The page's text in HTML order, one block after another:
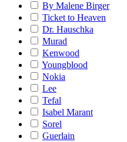
By Malene Birger
Ticket to Heaven
Dr. Hauschka
Murad
Kenwood
Youngblood
Nokia
Lee
Tefal
Isabel Marant
Sorel
Guerlain